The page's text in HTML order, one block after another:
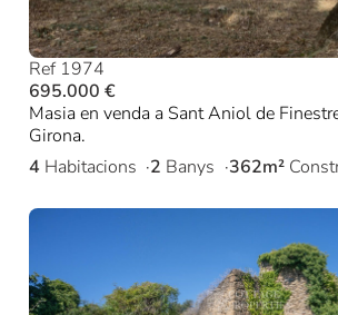
Ref 1974
695.000 €
Masia en venda a Sant Aniol de
Girona.
4 Habitacions 2 Banys 362m²